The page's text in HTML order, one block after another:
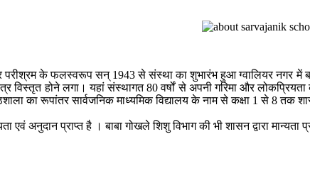
परीश्रम के फलस्वरूप सन् 1943 से संस्था का शुभारंभ हुआ ग्वालियर नगर में
विस्तृत होने लगा। यहां संस्थागत 80 वर्षों से अपनी गरिमा और
का रूपांतर सार्वजनिक माध्यमिक विद्यालय के नाम से कक्षा 1 से 8 तक
अनुदान प्राप्त है । बाबा गोखले शिशु विभाग की भी शासन द्वारा मान्यता